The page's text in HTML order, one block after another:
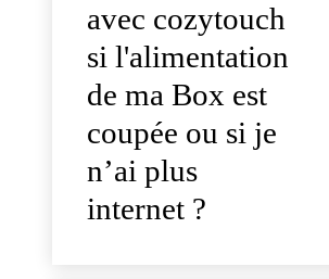
avec cozytouch
si l'alimentation
de ma Box est
coupée ou si je
n’ai plus
internet ?